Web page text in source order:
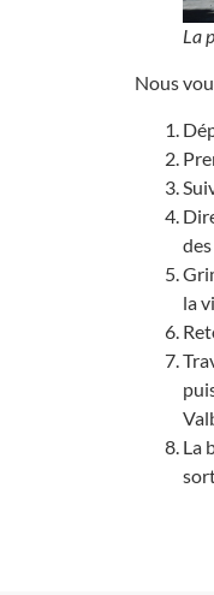
La
Nous
des
la
La